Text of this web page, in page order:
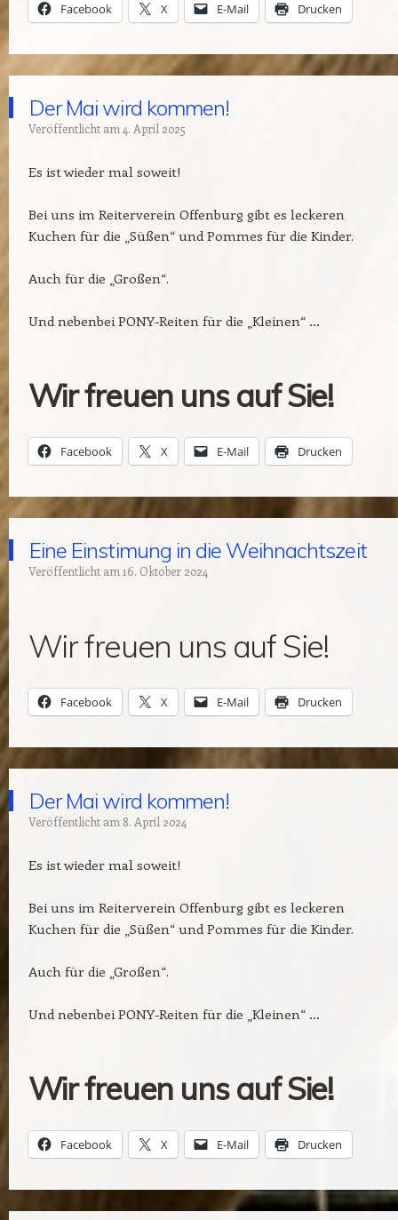
Facebook X E-Mail Drucken
Der Mai wird kommen!
Veröffentlicht am 4. April 2025
Es ist wieder mal soweit!
Bei uns im Reiterverein Offenburg gibt es leckeren
Kuchen für die „Süßen“ und Pommes für die Kinder.
Auch für die „Großen“.
Und nebenbei PONY-Reiten für die „Kleinen“ …
Wir freuen uns auf Sie!
Facebook X E-Mail Drucken
Eine Einstimung in die Weihnachtszeit
Veröffentlicht am 16. Oktober 2024
Wir freuen uns auf Sie!
Facebook X E-Mail Drucken
Der Mai wird kommen!
Veröffentlicht am 8. April 2024
Es ist wieder mal soweit!
Bei uns im Reiterverein Offenburg gibt es leckeren
Kuchen für die „Süßen“ und Pommes für die Kinder.
Auch für die „Großen“.
Und nebenbei PONY-Reiten für die „Kleinen“ …
Wir freuen uns auf Sie!
Facebook X E-Mail Drucken